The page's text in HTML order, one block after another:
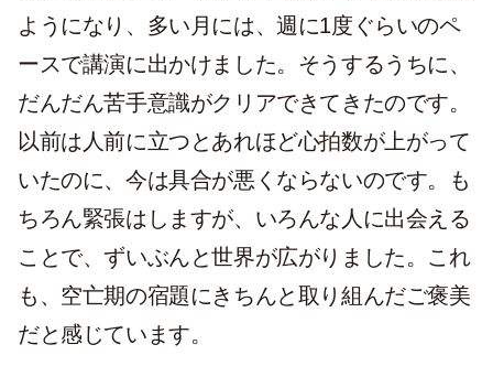
ようになり、多い月には、週に1度ぐらいのペ
ースで講演に出かけました。そうするうちに、
だんだん苦手意識がクリアできてきたのです。
以前は人前に立つとあれほど心拍数が上がって
いたのに、今は具合が悪くならないのです。も
ちろん緊張はしますが、いろんな人に出会える
ことで、ずいぶんと世界が広がりました。これ
も、空亡期の宿題にきちんと取り組んだご褒美
だと感じています。